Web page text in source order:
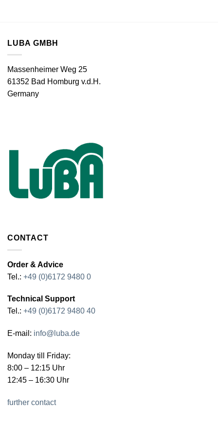
LUBA GMBH
Massenheimer Weg 25
61352 Bad Homburg v.d.H.
Germany
CONTACT
Order & Advice
Tel.: +49 (0)6172 9480 0
Technical Support
Tel.: +49 (0)6172 9480 40
E-mail: info@luba.de
Monday till Friday:
8:00 – 12:15 Uhr
12:45 – 16:30 Uhr
further contact